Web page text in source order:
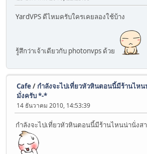
YardVPS ดีไหมครับใครเคยลองใช้บ้าง
รู้สึกว่าเจ้าเดียวกับ photonvps ด้วย
Cafe/ กำลังจะไปเที่ยวหัวหินตอนนี้มีร้านไหน
มั่งครับ *-*
14 ธันวาคม 2010, 14:53:39
กำลังจะไปเที่ยวหัวหินตอนนี้มีร้านไหนน่านั่งส